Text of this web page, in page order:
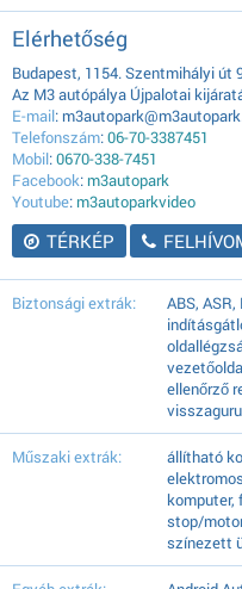
Elérhetőség
Budapest, 1154. Szentmihályi út
Az M3 autópálya Újpalotai
E-mail:
Telefonszám:06-70-3387451
Mobil:0670-338-7451
Facebook: m3autopark
Youtube: m3autoparkvideo
TÉRKÉP
Biztonsági extrák:
ABS,
ellenőrző
Műszaki extrák:
állítható
komputer,
stop/
színezett